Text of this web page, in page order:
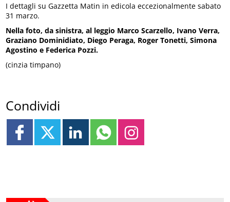
I dettagli su Gazzetta Matin in edicola eccezionalmente sabato
31 marzo.
Nella foto, da sinistra, al leggio Marco Scarzello, Ivano Verra,
Graziano Dominidiato, Diego Peraga, Roger Tonetti, Simona
Agostino e Federica Pozzi.
(cinzia timpano)
Condividi